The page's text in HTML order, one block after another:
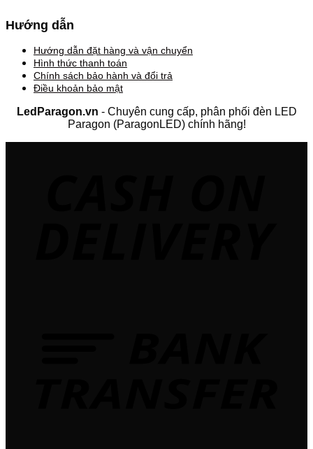
Hướng dẫn
Hướng dẫn đặt hàng và vận chuyển
Hình thức thanh toán
Chính sách bảo hành và đổi trả
Điều khoản bảo mật
LedParagon.vn - Chuyên cung cấp, phân phối đèn LED
Paragon (ParagonLED) chính hãng!